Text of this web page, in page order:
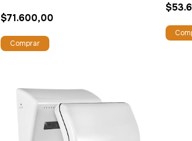
$71.600,00